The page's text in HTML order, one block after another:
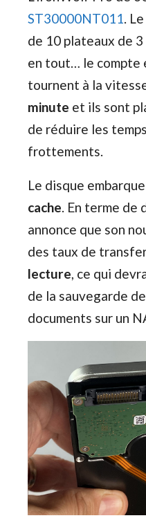
ST30000NT011.
de 10 plateaux de
en tout… le compte
tournent à la
minute et ils sont
de réduire les
frottements.
Le disque embarque
cache. En terme de
annonce que son
des taux de
lecture, ce qui
de la sauvegarde
documents sur un